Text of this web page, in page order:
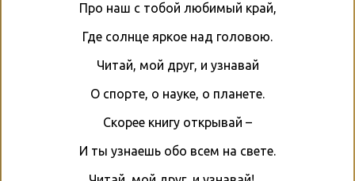
Про наш с тобой любимый край,
Где солнце яркое над головою.
Читай, мой друг, и узнавай
О спорте, о науке, о планете.
Скорее книгу открывай –
И ты узнаешь обо всем на свете.